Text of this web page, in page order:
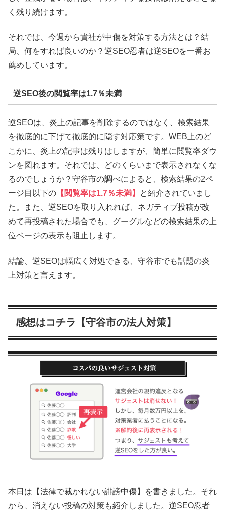
く残り続けます。
それでは、今週から貴社が中傷を対策する方法とは？結
局、何をすれば良いのか？逆SEO忍者は逆SEOを一番お
薦めしています。
逆SEO後の閲覧率は1.7％未満
逆SEOは、炎上の記事を削除するのではなく、検索結果
を徹底的に下げて徹底的に隠す対応策です。WEB上のど
こかに、炎上の記事は残りはしますが、簡単に閲覧率ダウ
ンを図れます。それでは、どのくらいまで表示されなくな
るのでしょうか？守谷市の調べによると、検索結果の2ペ
ージ目以下の 【閲覧率は1.7％未満】
と紹介されていまし
た。また、逆SEOを取り入れれば、ネガティブ投稿が改
めて再投稿された場合でも、グーグルなどの検索結果の上
位ページの表示も阻止します。
結論、逆SEOは幅広く対処できる、守谷市でも話題の炎
上対策と言えます。
感想はコチラ【守谷市の法人対策】
本日は【法律で裁かれない誹謗中傷】を書きました。それ
から、消えない投稿の対策も紹介しました。逆SEO忍者